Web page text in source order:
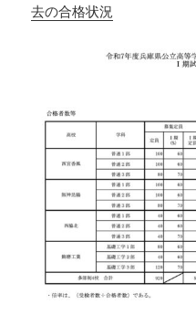
去の合格状況